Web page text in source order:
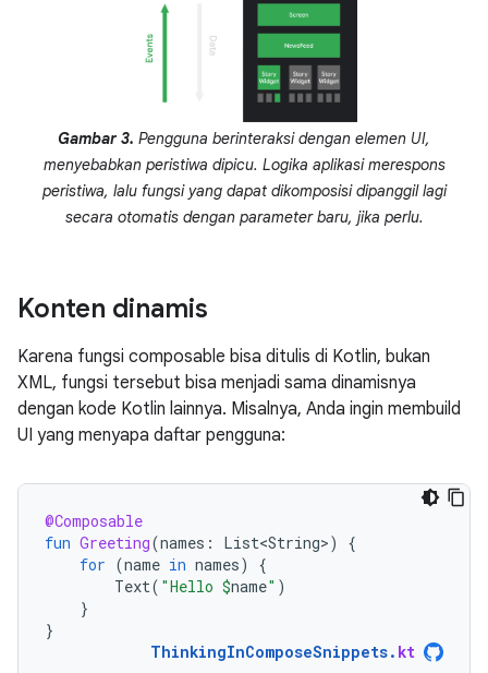
Gambar 3. Pengguna berinteraksi dengan elemen UI,
menyebabkan peristiwa dipicu. Logika aplikasi merespons
peristiwa, lalu fungsi yang dapat dikomposisi dipanggil lagi
secara otomatis dengan parameter baru, jika perlu.
Konten dinamis
Karena fungsi composable bisa ditulis di Kotlin, bukan
XML, fungsi tersebut bisa menjadi sama dinamisnya
dengan kode Kotlin lainnya. Misalnya, Anda ingin membuild
UI yang menyapa daftar pengguna:
@Composable
fun Greeting(names : List<String>)
{
for (name in names)
{
Text( "Hello $name" )
}
}
ThinkingInComposeSnippets. kt